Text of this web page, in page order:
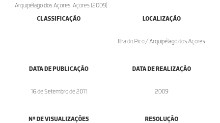
Arquipélago dos Açores. Açores (2009).
CLASSIFICAÇÃO
LOCALIZAÇÃO
Ilha do Pico / Arquipélago dos Açores
DATA DE PUBLICAÇÃO
16 de Setembro de 2011
DATA DE REALIZAÇÃO
2009
Nº DE VISUALIZAÇÕES RESOLUÇÃO